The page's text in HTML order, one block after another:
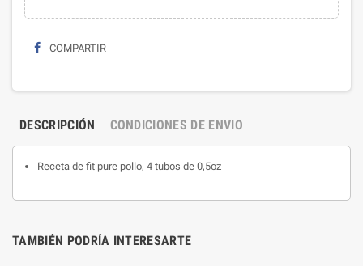
COMPARTIR
DESCRIPCIÓN CONDICIONES DE ENVIO
Receta de fit pure pollo, 4 tubos de 0,5oz
TAMBIÉN PODRÍA INTERESARTE